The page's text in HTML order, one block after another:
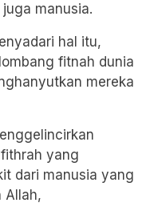
manusia.
hal itu,
fitnah dunia
mereka
yang
dari manusia yang
Allah,